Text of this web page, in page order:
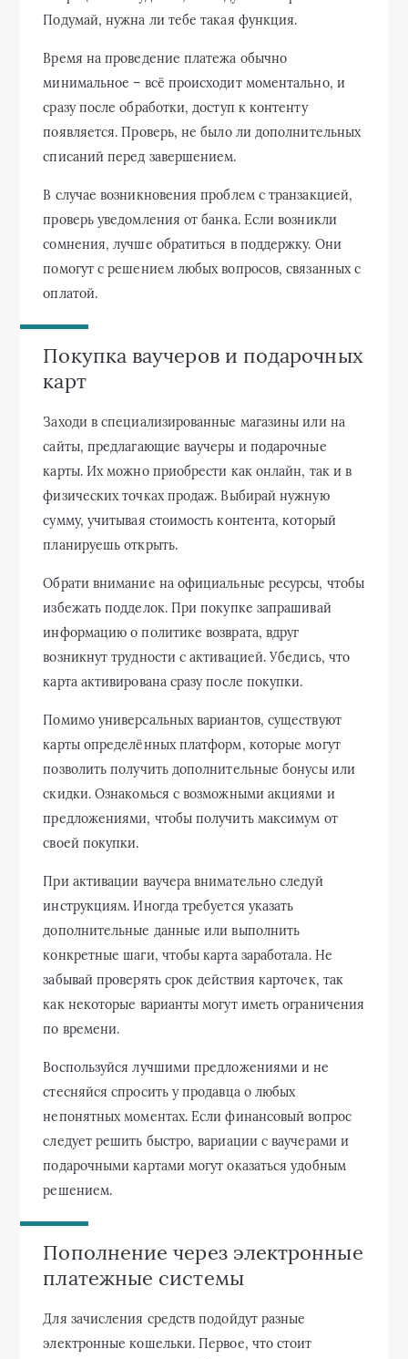
Подумай, нужна ли тебе такая функция.
Время на проведение платежа обычно
минимальное – всё происходит моментально, и
сразу после обработки, доступ к контенту
появляется. Проверь, не было ли дополнительных
списаний перед завершением.
В случае возникновения проблем с транзакцией,
проверь уведомления от банка. Если возникли
сомнения, лучше обратиться в поддержку. Они
помогут с решением любых вопросов, связанных с
оплатой.
Покупка ваучеров и подарочных
карт
Заходи в специализированные магазины или на
сайты, предлагающие ваучеры и подарочные
карты. Их можно приобрести как онлайн, так и в
физических точках продаж. Выбирай нужную
сумму, учитывая стоимость контента, который
планируешь открыть.
Обрати внимание на официальные ресурсы, чтобы
избежать подделок. При покупке запрашивай
информацию о политике возврата, вдруг
возникнут трудности с активацией. Убедись, что
карта активирована сразу после покупки.
Помимо универсальных вариантов, существуют
карты определённых платформ, которые могут
позволить получить дополнительные бонусы или
скидки. Ознакомься с возможными акциями и
предложениями, чтобы получить максимум от
своей покупки.
При активации ваучера внимательно следуй
инструкциям. Иногда требуется указать
дополнительные данные или выполнить
конкретные шаги, чтобы карта заработала. Не
забывай проверять срок действия карточек, так
как некоторые варианты могут иметь ограничения
по времени.
Воспользуйся лучшими предложениями и не
стесняйся спросить у продавца о любых
непонятных моментах. Если финансовый вопрос
следует решить быстро, вариации с ваучерами и
подарочными картами могут оказаться удобным
решением.
Пополнение через электронные
платежные системы
Для зачисления средств подойдут разные
электронные кошельки. Первое, что стоит